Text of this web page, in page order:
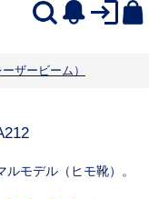
ザービーム）
モデル（ヒモ靴）。